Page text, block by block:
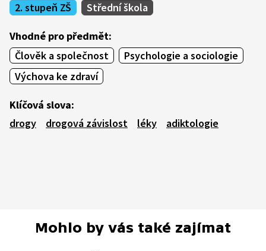
2. stupeň ZŠ
Střední škola
Vhodné pro předmět:
Člověk a společnost
Psychologie a sociologie
Výchova ke zdraví
Klíčová slova:
drogy
drogová závislost léky adiktologie
Mohlo by vás také zajímat